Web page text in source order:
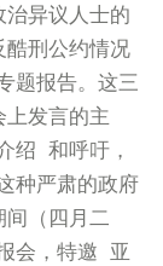
异议人士的
刑公约情况
题报告。这三
发言的主
绍 和呼吁，
种严肃的政府
（四月二
会，特邀 亚